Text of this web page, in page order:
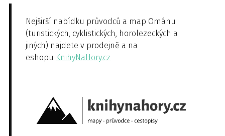
Nejširší nabídku průvodců a map Ománu
(turistických, cyklistických, horolezeckých a
jiných) najdete v prodejně a na
eshopu KnihyNaHory.cz